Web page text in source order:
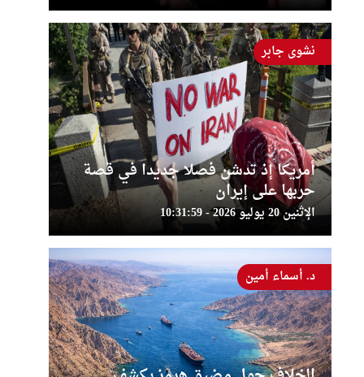
أمريكا إذ تدشن فصلا جديدا في قصة
حربها على إيران
الإثنين 20 يوليو 2026 - 10:31:59
نشوى جابر
د. أسماء أمين